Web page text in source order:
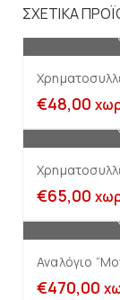
ΣΧΕΤΙΚΆ
€48,00
€65,00
Αναλόγιο
€470,00